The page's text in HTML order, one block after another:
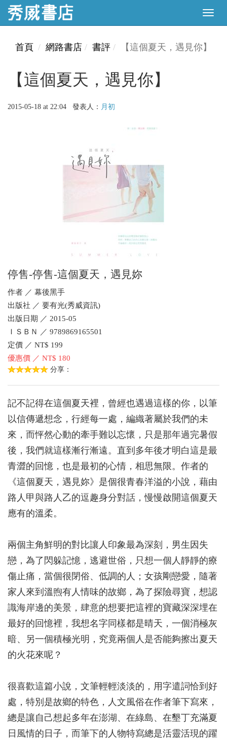
首頁 網路書店 書評 【這個夏天，遇見你】
【這個夏天，遇見你】
2015-05-18 at 22:04 發表人： 月初
停售-停售-這個夏天，遇見妳
作者 ／ 幕後黑手
出版社 ／ 要有光(秀威資訊)
出版日期 ／ 2015-05
ＩＳＢＮ ／ 9789869165501
定價 ／ NT$ 199
優惠價 ／ NT$ 180
分享：
記不記得在這個夏天裡，曾經也遇過這樣的你，以筆
以信傳遞想念，行經每一處，編織著屬於我們的未
來，而怦然心動的牽手難以忘懷，只是那年過完暑假
後，我們就這樣漸行漸遠。直到多年後才明白這是最
青澀的回憶，也是最初的心情，相思無限。作者的
《這個夏天，遇見妳》是個很青春洋溢的小說，藉由
路人甲與路人乙的逗趣身分對話，慢慢啟開這個夏天
應有的溫柔。
兩個主角鮮明的對比讓人印象最為深刻，男生因失
戀，為了閃躲記憶，逃避世俗，只想一個人靜靜的療
傷止痛，當個很閉俗、低調的人；女孩剛戀愛，隨著
家人來到溫煦有人情味的故鄉，為了探險尋寶，想認
識海岸邊的美景，肆意的想要把這裡的寶藏深深埋在
最好的回憶裡，我想名字同樣都是晴天，一個消極灰
暗、另一個積極光明，究竟兩個人是否能夠擦出夏天
的火花來呢？
很喜歡這篇小說，文筆輕輕淡淡的，用字遣詞恰到好
處，特別是故鄉的特色，人文風俗在作者筆下寫來，
總是讓自己想起多年在澎湖、在綠島、在墾丁充滿夏
日風情的日子，而筆下的人物特寫總是活靈活現的躍